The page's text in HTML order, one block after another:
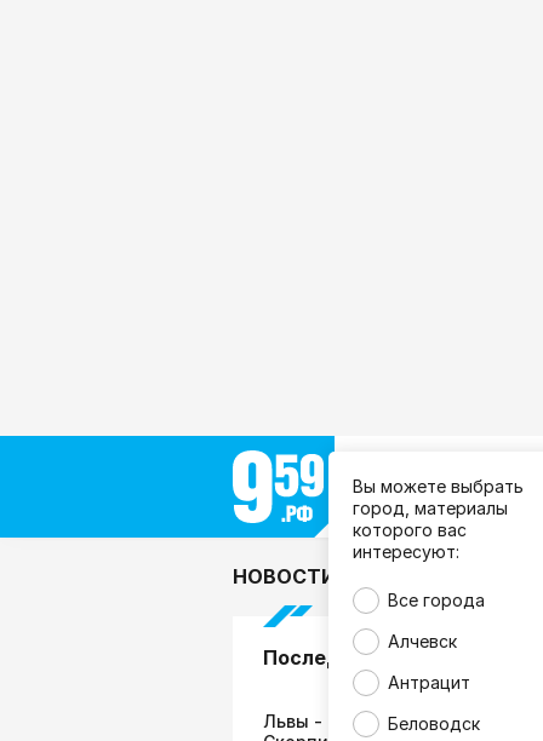
Все города
Вы можете выбрать
город, материалы
которого вас
интересуют:
Все города
Алчевск
Антрацит
Беловодск
НОВОСТИ
Последние новости
Львы - побалуйте себя,